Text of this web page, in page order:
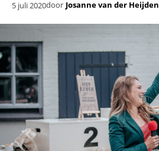
5 juli 2020door Josanne van der Heijden